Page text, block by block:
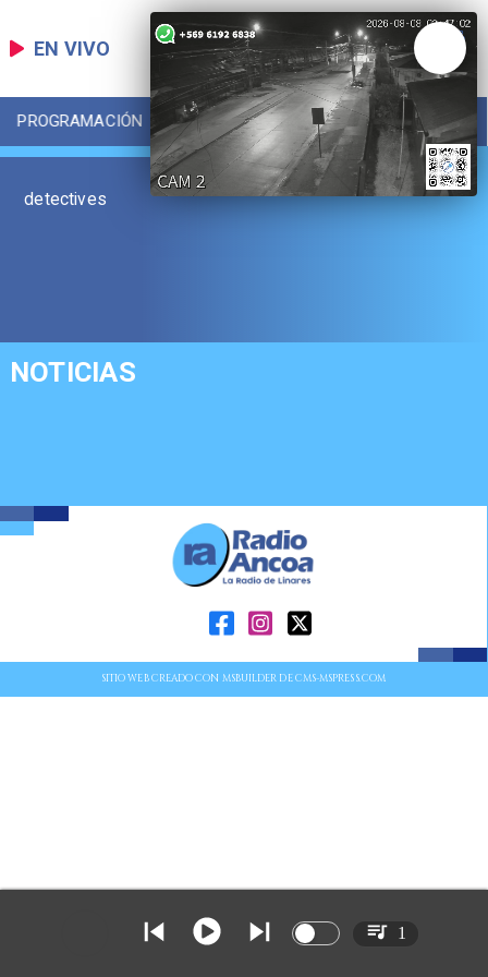
EN VIVO
PROGRAMACIÓN LOCAL DEPORTES
detectives
NOTICIAS
SITIO WEB CREADO CON MSBUILDER DE CMS-MSPRESS.COM
1